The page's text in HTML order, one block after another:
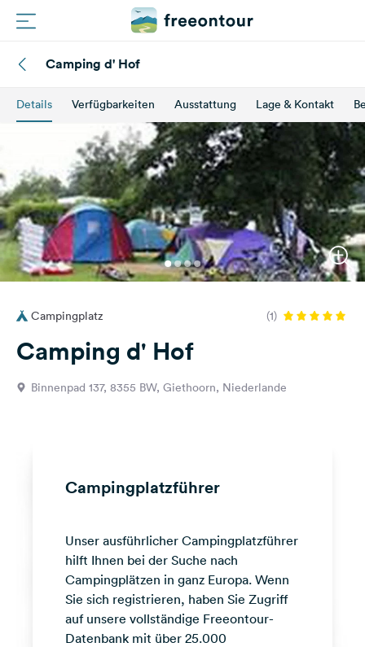
Routen
Plätze
Magazin
Partner
Registrieren
Einloggen
Fragen &
Feedback
Media
Facebook
Instagram
Camping d' Hof
Details Verfügbarkeiten Ausstattung Lage & Kontakt
Campingplatz (1)
Camping d' Hof
Binnenpad 137, 8355 BW, Giethoorn, Niederlande
Campingplatzführer
Unser ausführlicher Campingplatzführer
hilft Ihnen bei der Suche nach
Campingplätzen in ganz Europa. Wenn
Sie sich registrieren, haben Sie Zugriff
auf unsere vollständige Freeontour-
Datenbank mit über 25.000